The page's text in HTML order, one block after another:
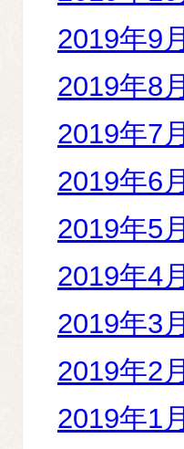
2019年9月
2019年8月
2019年7月
2019年6月
2019年5月
2019年4月
2019年3月
2019年2月
2019年1月